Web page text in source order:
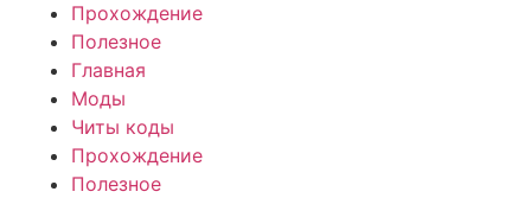
Прохождение
Полезное
Главная
Моды
Читы коды
Прохождение
Полезное